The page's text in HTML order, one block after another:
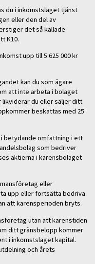
du i inkomstslaget tjänst
eller den del av
det så kallade
K10.
upp till 5 625 000 kr
kan du som ägare
att inte arbeta i bolaget
likviderar du eller säljer ditt
beskattas med 25
betydande omfattning i ett
som bedriver
aktierna i karensbolaget
eller
upp eller fortsätta bedriva
att karensperioden bryts.
utan att karenstiden
ditt gränsbelopp kommer
i inkomstslaget kapital.
och årets